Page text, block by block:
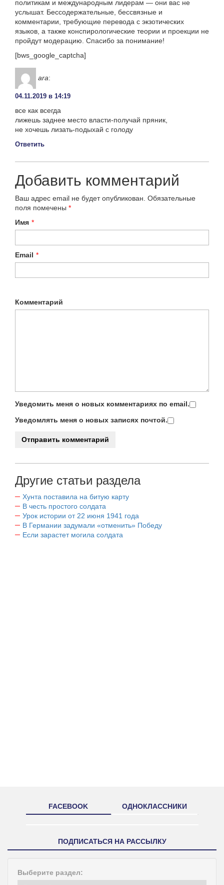
политикам и международным лидерам — они вас не
услышат. Бессодержательные, бессвязные и
комментарии, требующие перевода с экзотических
языков, а также конспирологические теории и проекции не
пройдут модерацию. Спасибо за понимание!
[bws_google_captcha]
ara:
04.11.2019 в 14:19
все как всегда
лижешь заднее место власти-получай пряник,
не хочешь лизать-подыхай с голоду
Ответить
Добавить комментарий
Ваш адрес email не будет опубликован. Обязательные
поля помечены *
Имя *
Email *
Комментарий
Уведомить меня о новых комментариях по email.
Уведомлять меня о новых записях почтой.
Другие статьи раздела
Хунта поставила на битую карту
В честь простого солдата
Урок истории от 22 июня 1941 года
В Германии задумали «отменить» Победу
Если зарастет могила солдата
FACEBOOK ОДНОКЛАССНИКИ
ПОДПИСАТЬСЯ НА РАССЫЛКУ
Выберите раздел: